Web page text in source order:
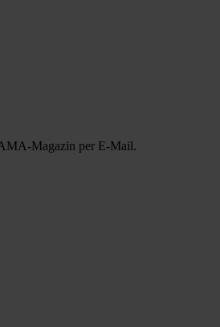
Magazin per E-Mail.